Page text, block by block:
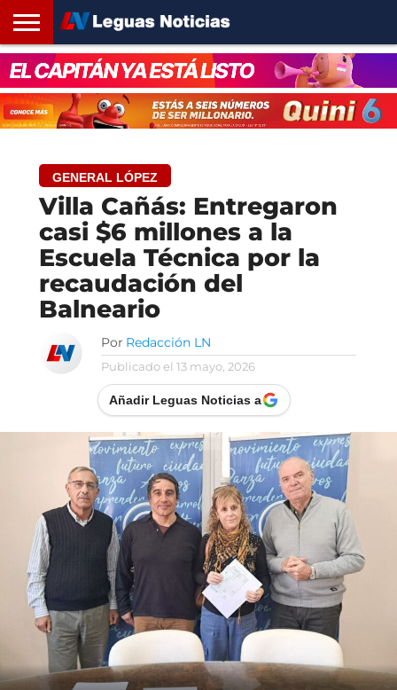
INICIO
SANTA
FE
ROSARIO24
REGIONES
ARGENTINA
OPINIÓN
CONTACTO
GENERAL LÓPEZ
Villa Cañás: Entregaron
casi $6 millones a la
Escuela Técnica por la
recaudación del
Balneario
Por Redacción LN
Publicado el 13 mayo, 2026
Añadir Leguas Noticias a